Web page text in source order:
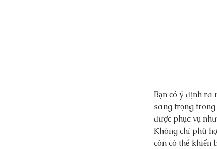
Bạn có ý định ra
sang trọng
được phục vụ
Không chỉ phù
còn có thể